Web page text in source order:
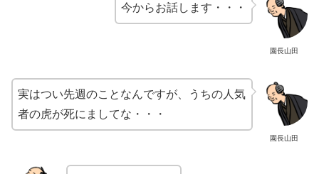
園長山田
今からお話します・・・
園長山田
実はつい先週のことなんですが、うちの人気
者の虎が死にましてな・・・